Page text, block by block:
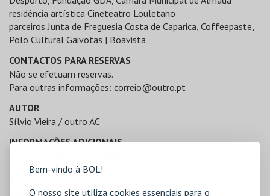
Bem-vindo à BOL!
O nosso site utiliza cookies essenciais para o
residência artística Cineteatro Louletano
parceiros Junta de Freguesia Costa de Caparica, Coffeepaste,
Polo Cultural Gaivotas | Boavista
CONTACTOS PARA RESERVAS
Não se efetuam reservas.
Para outras informações: correio@outro.pt
AUTOR
Sílvio Vieira / outro AC
INFORMAÇÕES ADICIONAIS